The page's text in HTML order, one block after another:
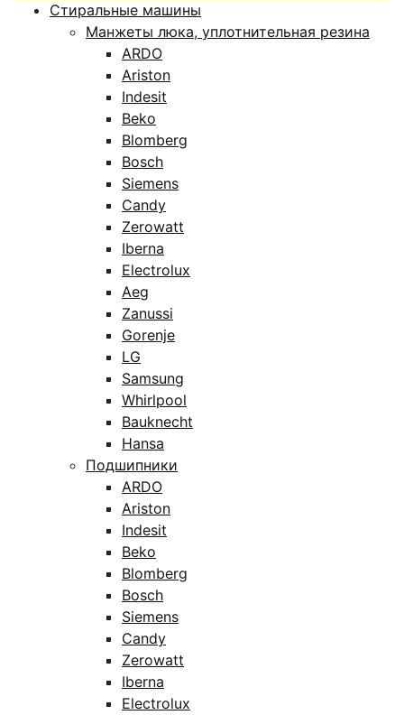
Стиральные машины
Манжеты люка, уплотнительная резина
ARDO
Ariston
Indesit
Beko
Blomberg
Bosch
Siemens
Candy
Zerowatt
Iberna
Electrolux
Aeg
Zanussi
Gorenje
LG
Samsung
Whirlpool
Bauknecht
Hansa
Подшипники
ARDO
Ariston
Indesit
Beko
Blomberg
Bosch
Siemens
Candy
Zerowatt
Iberna
Electrolux